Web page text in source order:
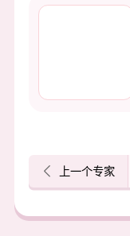
上一个专家